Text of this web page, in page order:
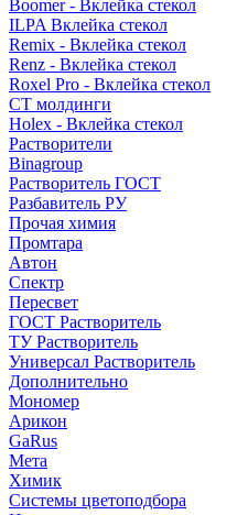
Boomer - Вклейка стекол
ILPA Вклейка стекол
Remix - Вклейка стекол
Renz - Вклейка стекол
Roxel Pro - Вклейка стекол
СТ молдинги
Holex - Вклейка стекол
Растворители
Binagroup
Растворитель ГОСТ
Разбавитель РУ
Прочая химия
Промтара
Автон
Спектр
Пересвет
ГОСТ Растворитель
ТУ Растворитель
Универсал Растворитель
Дополнительно
Мономер
Арикон
GaRus
Мета
Химик
Системы цветоподбора